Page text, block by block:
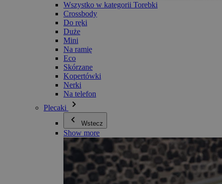
Wszystko w kategorii Torebki
Crossbody
Do ręki
Duże
Mini
Na ramię
Eco
Skórzane
Kopertówki
Nerki
Na telefon
Plecaki
Wstecz
Show more